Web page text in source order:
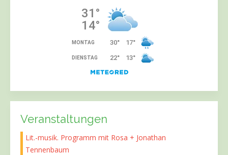
Veranstaltungen
Lit.-musik. Programm mit Rosa + Jonathan
Tennenbaum